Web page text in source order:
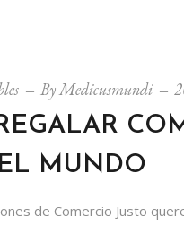
ByMedicusmundi
MUNDO
de Comercio Justo